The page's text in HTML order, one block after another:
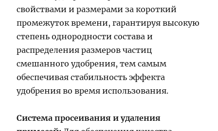
свойствами и размерами за короткий
промежуток времени, гарантируя высокую
степень однородности состава и
распределения размеров частиц
смешанного удобрения, тем самым
обеспечивая стабильность эффекта
удобрения во время использования.
Система просеивания и удаления